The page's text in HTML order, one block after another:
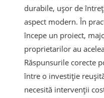
durabile, ușor de
aspect modern. În
începe un proiect,
proprietarilor au
Răspunsurile corecte
între o investiție
necesită intervenții